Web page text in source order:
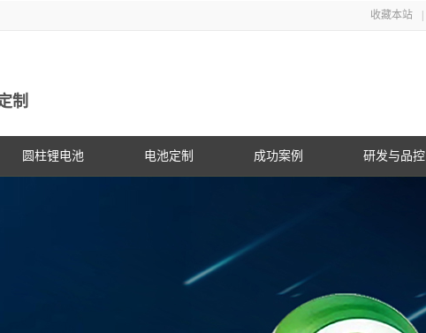
收藏本站
制
圆柱锂电池 电池定制 成功案例 研发与品控
PG游戏官网是镍氢电池国家标准主导
修订单位，并参与多项锂电池行业国
电池定制
企业文化